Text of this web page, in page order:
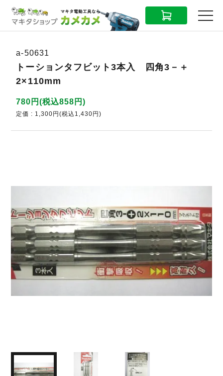
CART MENU
a-50631
トーションタフビット3本入 四角3－＋
2×110mm
780円(税込858円)
定価 : 1,300円(税込1,430円)